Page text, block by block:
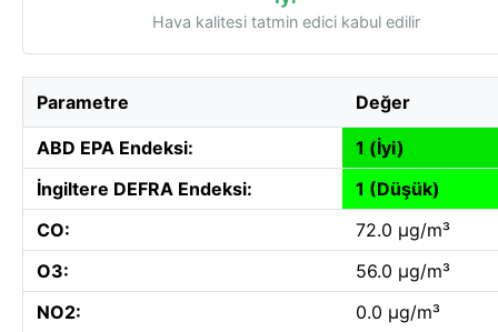
Hava kalitesi tatmin edici kabul edilir
Parametre Değer
ABD EPA Endeksi:
1 (İyi)
İngiltere DEFRA Endeksi:
1 (Düşük)
CO:
72.0 µg/m³
O3:
56.0 µg/m³
NO2:
0.0 µg/m³